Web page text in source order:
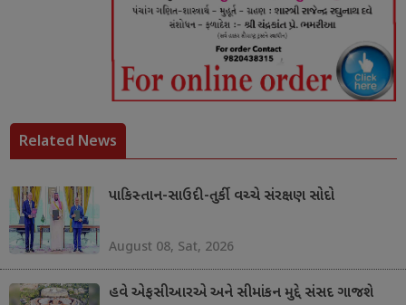
Related News
પાકિસ્તાન-સાઉદી-તુર્કી વચ્ચે સંરક્ષણ સોદો
August 08, Sat, 2026
હવે એફસીઆરએ અને સીમાંકન મુદ્દે સંસદ ગાજશે